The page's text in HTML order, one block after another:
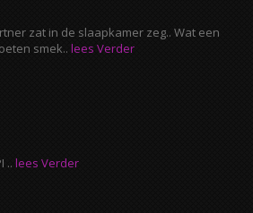
zat in de slaapkamer zeg.. Wat een
smek.. lees Verder
.. lees Verder